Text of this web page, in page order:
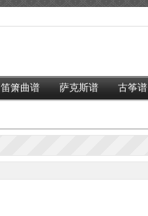
笛箫曲谱 萨克斯谱 古筝谱